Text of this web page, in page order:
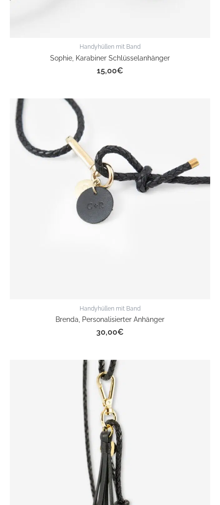
Handyhüllen mit Band
Sophie, Karabiner Schlüsselanhänger
15,00€
Handyhüllen mit Band
Brenda, Personalisierter Anhänger
30,00€